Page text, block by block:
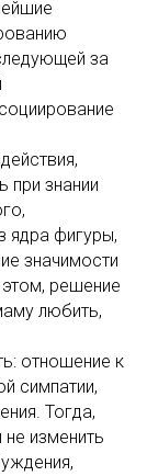
за
при знании
ядра фигуры,
значимости
решение
любить,
отношение к
симпатии,
Тогда,
не изменить